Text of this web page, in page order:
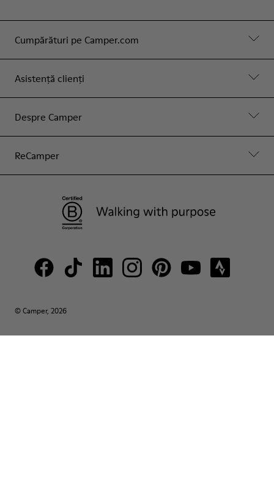
Cumpărături pe Camper.com
Asistență clienți
Despre Camper
ReCamper
© Camper, 2026